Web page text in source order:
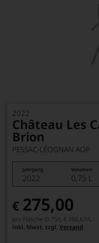
2022
Château Les
Brion
PESSAC-LÉOGNAN AOP
Jahrgang Volumen
2022 0,75 L
€ 275,00
pro Flasche (0.75l), € 366,67/L
inkl. Mwst. zzgl. Versand